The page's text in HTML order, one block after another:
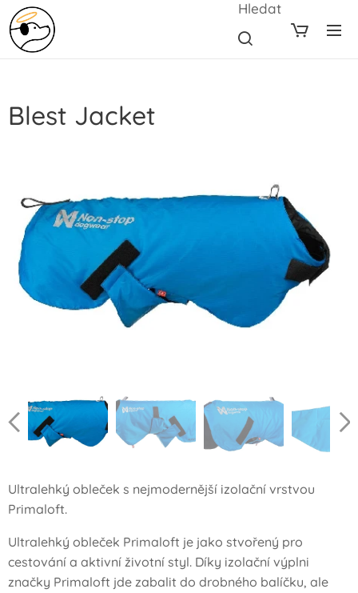
Hledat
Blest Jacket
Ultralehký obleček s nejmodernější izolační vrstvou
Primaloft.
Ultralehký obleček Primaloft je jako stvořený pro
cestování a aktivní životní styl. Díky izolační výplni
značky Primaloft jde zabalit do drobného balíčku, ale